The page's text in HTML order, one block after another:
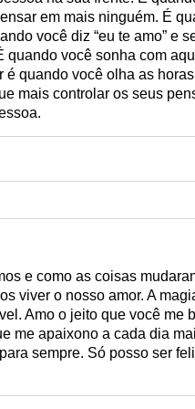
em mais ninguém. É
você diz “eu te amo” e
quando você sonha com
é quando você olha as
mais controlar os seus
e como as coisas
viver o nosso amor. A
Amo o jeito que você me
me apaixono a cada dia
sempre. Só posso ser